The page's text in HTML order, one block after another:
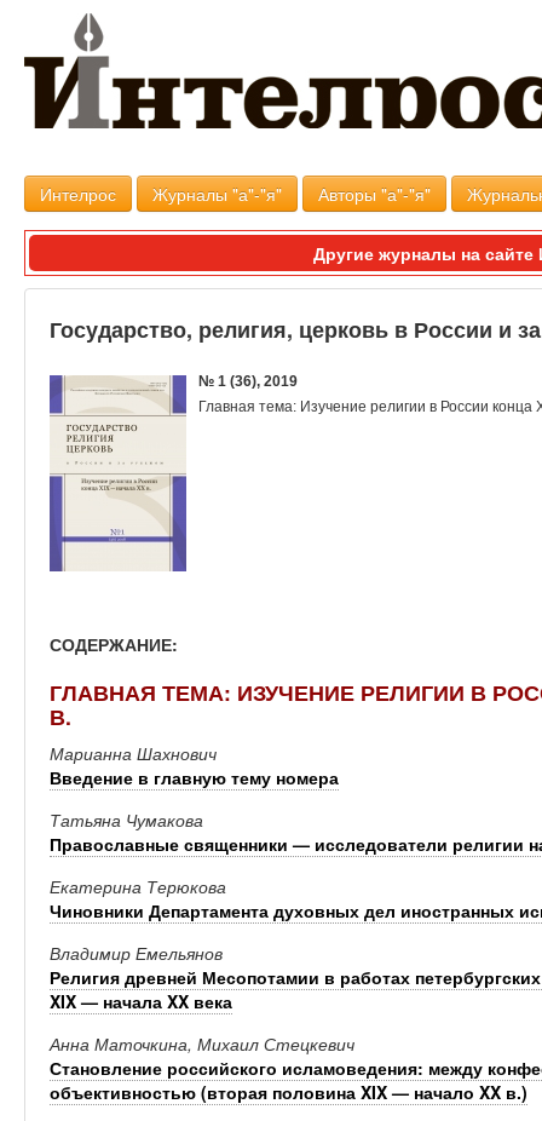
Интелрос Журналы "а"-"я" Авторы "а"-"я"
Другие журналы на
Государство, религия, церковь в России и
№ 1 (36), 2019
Главная тема: Изучение религии в России конца
СОДЕРЖАНИЕ:
ГЛАВНАЯ ТЕМА: ИЗУЧЕНИЕ РЕЛИГИИ В
В.
Марианна Шахнович
Введение в главную тему номера
Татьяна Чумакова
Православные священники — исследователи религии
Екатерина Терюкова
Чиновники Департамента духовных дел иностранных
Владимир Емельянов
Религия древней Месопотамии в работах
XIX — начала XX века
Анна Маточкина, Михаил Стецкевич
Становление российского исламоведения: между
объективностью (вторая половина XIX — начало XX в.)